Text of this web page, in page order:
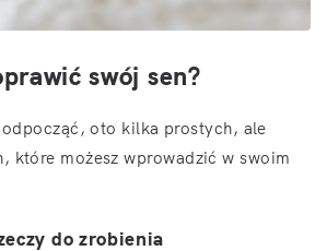
swój sen?
oto kilka prostych, ale
które możesz wprowadzić w swoim
do zrobienia